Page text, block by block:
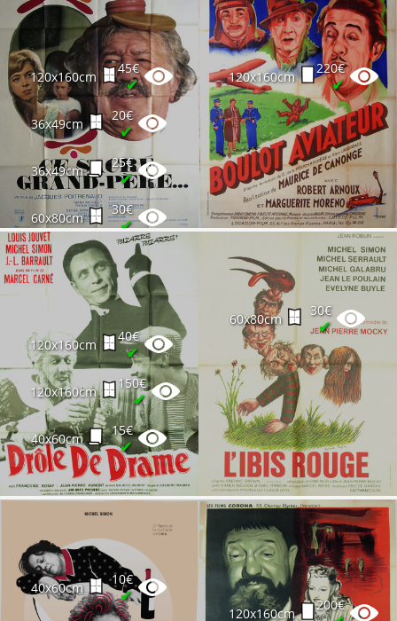
120x160cm
45€
✔
36x49cm
20€
✔
36x49cm
25€
✔
60x80cm
30€
✔
120x160cm
220€
✔
120x160cm
40€
✔
120x160cm
150€
✔
40x60cm
15€
✔
60x80cm
30€
✔
40x60cm
10€
✔
120x160cm
200€